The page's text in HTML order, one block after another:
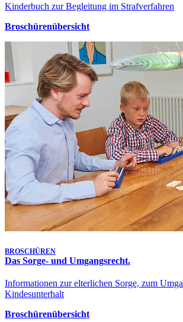
Kinderbuch zur Begleitung im Strafverfahren
Broschürenübersicht
BROSCHÜREN
Das Sorge- und Umgangsrecht.
Informationen zur elterlichen Sorge, zum
Kindesunterhalt
Broschürenübersicht